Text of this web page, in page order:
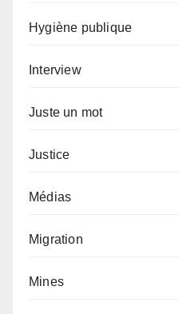
Hygiène publique
Interview
Juste un mot
Justice
Médias
Migration
Mines